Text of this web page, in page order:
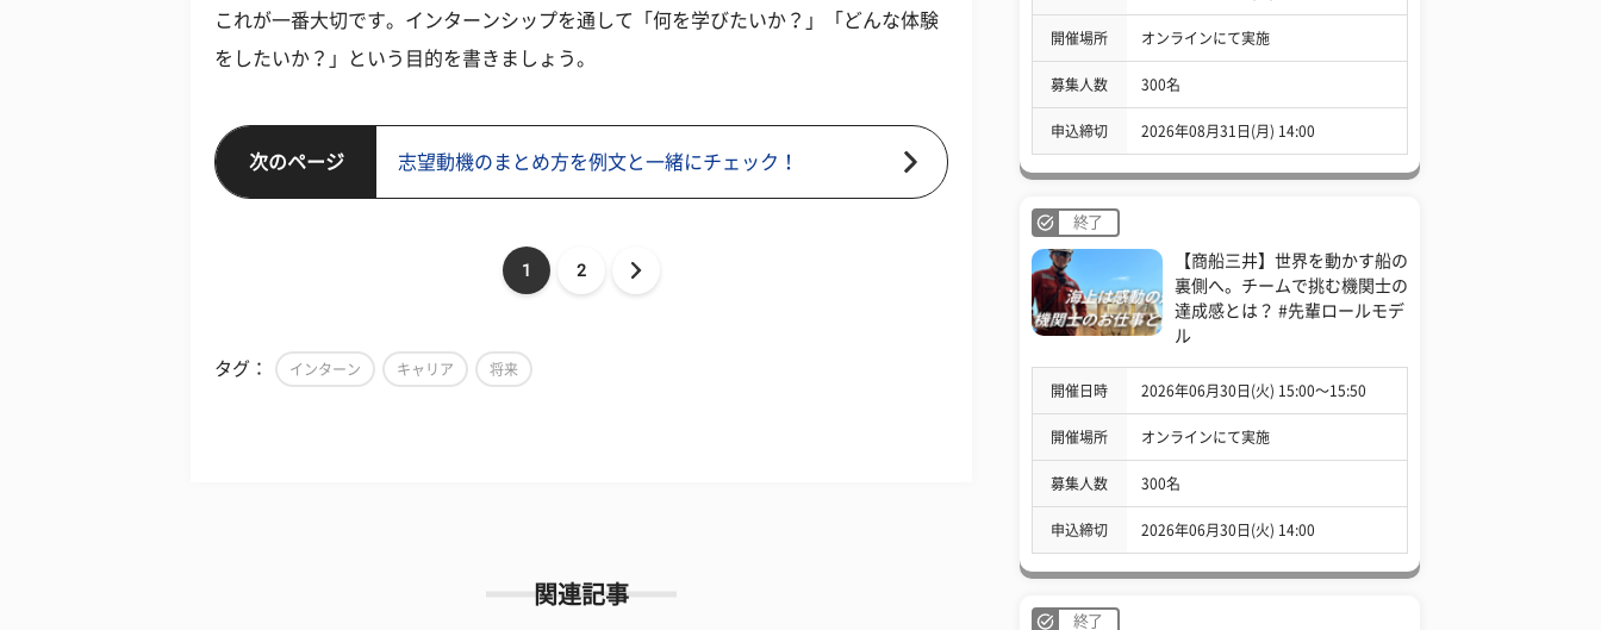
これが一番大切です。インターンシップを通して「何を学びたいか？」「どんな体験
をしたいか？」という目的を書きましょう。
次のページ 志望動機のまとめ方を例文と一緒にチェック！
1 2
タグ： インターン キャリア 将来
関連記事
開催場所 オンラインにて実施
募集人数 300名
申込締切 2026年08月31日(月) 14:00
終了
【商船三井】世界を動かす船の
裏側へ。チームで挑む機関士の
達成感とは？ #先輩ロールモデ
ル
開催日時 2026年06月30日(火) 15:00〜15:50
開催場所 オンラインにて実施
募集人数 300名
申込締切 2026年06月30日(火) 14:00
終了